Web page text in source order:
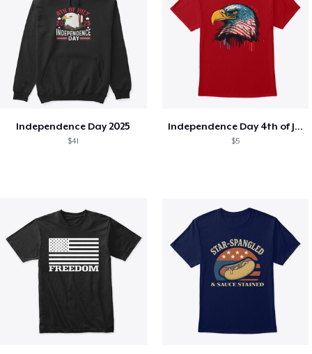
Independence Day 2025
$41
Independence Day 4th of July T-Shirt
$5